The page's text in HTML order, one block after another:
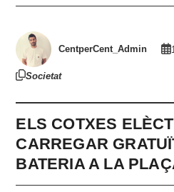
CentperCent_Admin
Societat
ELS COTXES
CARREGAR
BATERIA A LA